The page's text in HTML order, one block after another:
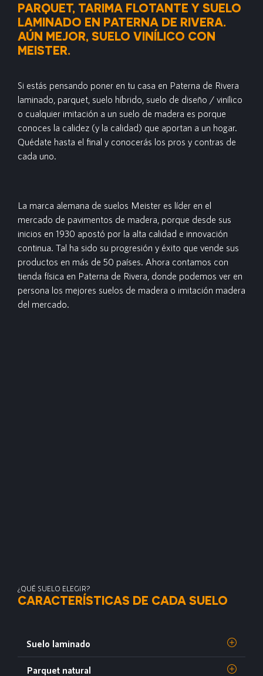
PARQUET, TARIMA FLOTANTE Y SUELO
LAMINADO EN PATERNA DE RIVERA.
AÚN MEJOR, SUELO VINÍLICO CON
MEISTER.
Si estás pensando poner en tu casa en Paterna de Rivera
laminado, parquet, suelo híbrido, suelo de diseño / vinílico
o cualquier imitación a un suelo de madera es porque
conoces la calidez (y la calidad) que aportan a un hogar.
Quédate hasta el final y conocerás los pros y contras de
cada uno.
La marca alemana de suelos Meister es líder en el
mercado de pavimentos de madera, porque desde sus
inicios en 1930 apostó por la alta calidad e innovación
continua. Tal ha sido su progresión y éxito que vende sus
productos en más de 50 países. Ahora contamos con
tienda física en Paterna de Rivera, donde podemos ver en
persona los mejores suelos de madera o imitación madera
del mercado.
¿QUÉ SUELO ELEGIR?
CARACTERÍSTICAS DE CADA SUELO
Suelo laminado
Parquet natural